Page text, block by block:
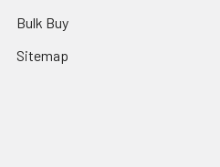
Bulk Buy
Sitemap